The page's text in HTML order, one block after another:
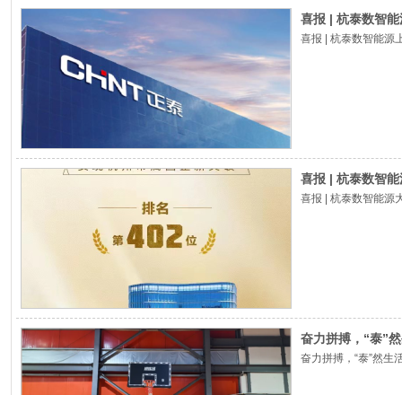
喜报 | 杭泰数智
喜报 | 杭泰数智能源
喜报 | 杭泰数智
喜报 | 杭泰数智能源
奋力拼搏，“泰”
奋力拼搏，“泰”然